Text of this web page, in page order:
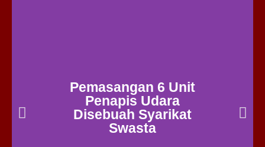
Pemasangan 6 Unit
Penapis Udara
Disebuah Syarikat
Swasta